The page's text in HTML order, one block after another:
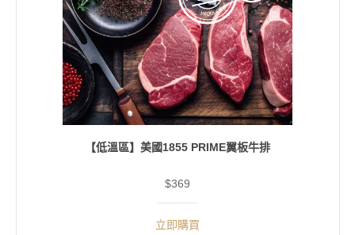
【低溫區】美國1855 PRIME翼板牛排
$369
立即購買